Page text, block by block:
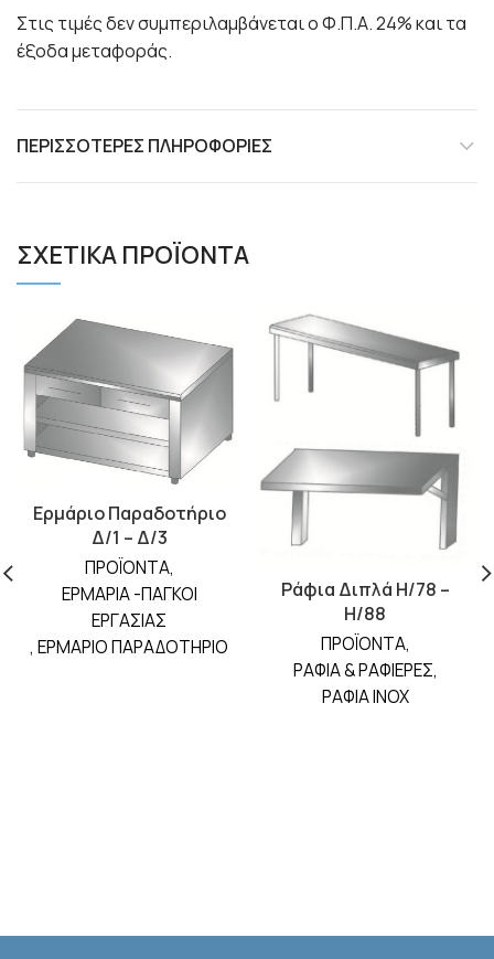
Στις τιμές δεν συμπεριλαμβάνεται ο Φ.Π.Α. 24% και τα
έξοδα μεταφοράς.
ΠΕΡΙΣΣΌΤΕΡΕΣ ΠΛΗΡΟΦΟΡΊΕΣ
ΣΧΕΤΙΚΆ ΠΡΟΪΌΝΤΑ
Ερμάριο Παραδοτήριο
Δ/1 – Δ/3
ΠΡΟΪΟΝΤΑ,
ΕΡΜΑΡΙΑ -ΠΑΓΚΟΙ
ΕΡΓΑΣΙΑΣ
, ΕΡΜΑΡΙΟ ΠΑΡΑΔΟΤΗΡΙΟ
Ράφια Διπλά Η/78 –
Η/88
ΠΡΟΪΟΝΤΑ,
ΡΑΦΙΑ & ΡΑΦΙΕΡΕΣ,
ΡΑΦΙΑ INOX